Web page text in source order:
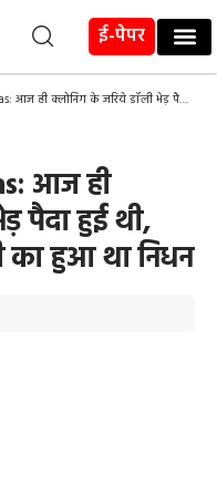
ई-पेपर
डॉली भेड़ पैदा हुई थी, भारत के पहले शिक्षा मंत्री का हुआ था निधन
आज ही
पैदा हुई थी,
का हुआ था निधन